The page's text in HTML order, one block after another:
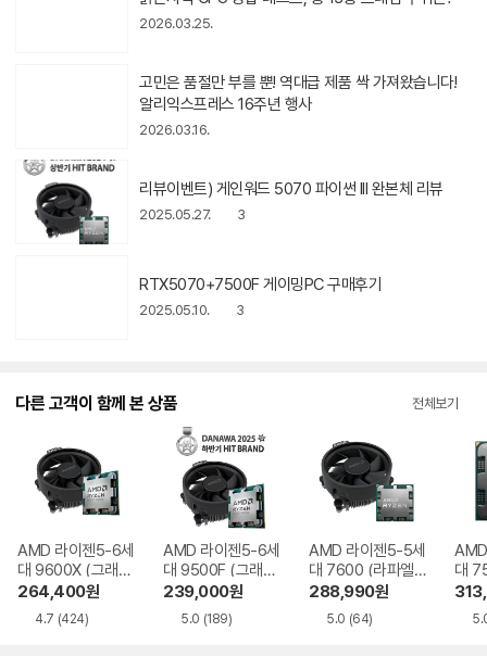
2026.03.25.
상
아
콘
주년 행사
2026.03.16.
리뷰이벤트) 게인워드 5070 파이썬 III 완본체 리뷰
AMD 라이젠5-6세
대 9600X (그래니
품 4.7 (424)
AMD 라이젠5-6세
대 9500F (그래니
트 릿지) 멀티팩 정
품
239,000원
5.0 (189)
AMD 라이젠5-5세
대 7600 (라파엘)
멀티팩 정품원
5.0 (64)
대
파
카테고리 인기상품